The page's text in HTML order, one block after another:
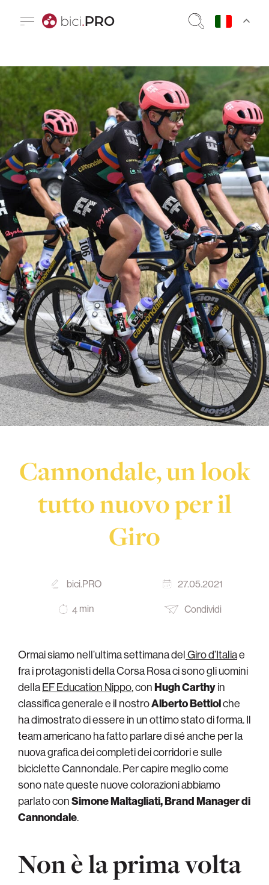
Cannondale, un look
tutto nuovo per il
Giro
bici.PRO 27.05.2021
4 min Condividi
Ormai siamo nell’ultima settimana delGiro d’Italiae
fra i protagonisti della Corsa Rosa ci sono gli uomini
dellaEF Education Nippo, conHugh Carthyin
classifica generale e il nostroAlberto Bettiolche
ha dimostrato di essere in un ottimo stato di forma. Il
team americano ha fatto parlare di sé anche per la
nuova grafica dei completi dei corridori e sulle
biciclette Cannondale. Per capire meglio come
sono nate queste nuove colorazioni abbiamo
parlato conSimone Maltagliati, Brand Manager di
Cannondale.
Non è la prima volta